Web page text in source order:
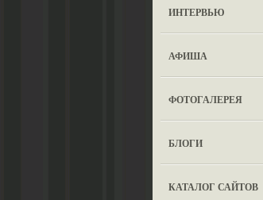
ИНТЕРВЬЮ
АФИША
ФОТОГАЛЕРЕЯ
БЛОГИ
КАТАЛОГ САЙТОВ